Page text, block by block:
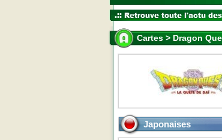
Cartes > Dragon
Japonaises